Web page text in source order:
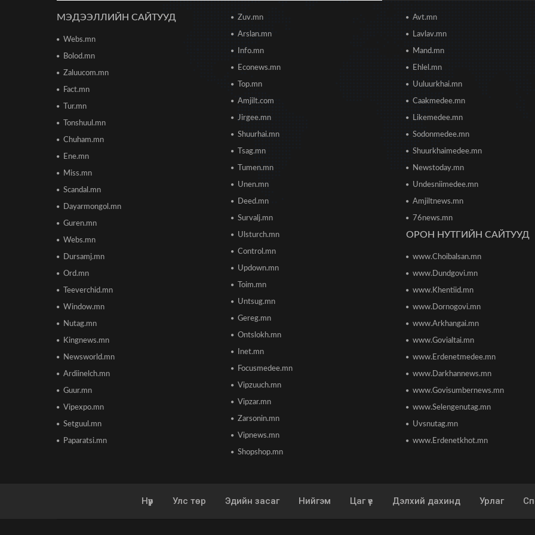
МЭДЭЭЛЛИЙН САЙТУУД
Webs.mn
Bolod.mn
Zaluucom.mn
Fact.mn
Tur.mn
Tonshuul.mn
Chuham.mn
Ene.mn
Miss.mn
Scandal.mn
Dayarmongol.mn
Guren.mn
Webs.mn
Dursamj.mn
Ord.mn
Teeverchid.mn
Window.mn
Nutag.mn
Kingnews.mn
Newsworld.mn
Ardiinelch.mn
Guur.mn
Vipexpo.mn
Setguul.mn
Paparatsi.mn
Zuv.mn
Arslan.mn
Info.mn
Econews.mn
Top.mn
Amjilt.com
Jirgee.mn
Shuurhai.mn
Tsag.mn
Tumen.mn
Unen.mn
Deed.mn
Survalj.mn
Ulsturch.mn
Control.mn
Updown.mn
Toim.mn
Untsug.mn
Gereg.mn
Ontslokh.mn
Inet.mn
Focusmedee.mn
Vipzuuch.mn
Vipzar.mn
Zarsonin.mn
Vipnews.mn
Shopshop.mn
Avt.mn
Lavlav.mn
Mand.mn
Ehlel.mn
Uuluurkhai.mn
Caakmedee.mn
Likemedee.mn
Sodonmedee.mn
Shuurkhaimedee.mn
Newstoday.mn
Undesniimedee.mn
Amjiltnews.mn
76news.mn
ОРОН НУТГИЙН САЙТУУД
www.Choibalsan.mn
www.Dundgovi.mn
www.Khentiid.mn
www.Dornogovi.mn
www.Arkhangai.mn
www.Govialtai.mn
www.Erdenetmedee.mn
www.Darkhannews.mn
www.Govisumbernews.mn
www.Selengenutag.mn
Uvsnutag.mn
www.Erdenetkhot.mn
Нүүр Улс төр Эдийн засаг Нийгэм Цаг үе Дэлхий дахинд Урлаг